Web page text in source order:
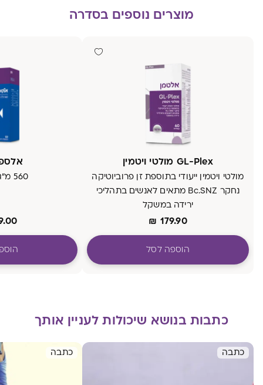
מוצרים נוספים בסדרה
GL-Plex מולטי ויטמין
מולטי ויטמין ייעודי בתוספת זן פרוביוטיקה
נחקר Bc.SNZ מתאים לאנשים בתהליכי
ירידה במשקל
₪ 179.90
הוספה לסל
560 מ״ג אומגה 3
כתבות בנושא שיכולות לעניין אותך
כתבה כתבה